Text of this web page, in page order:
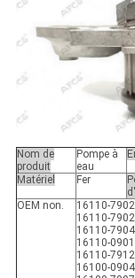
Nom de
produit
Pompe à
eau
Matériel
Fer
OEM non.
16110-
16110-
16110-
16110-
16110-
16100-